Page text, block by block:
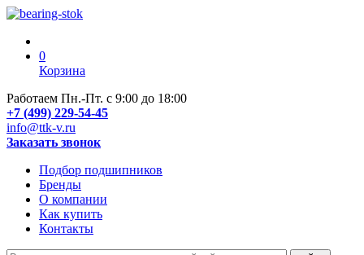
0
Корзина
Работаем Пн.-Пт. с 9:00 до 18:00
+7 (499) 229-54-45
info@ttk-v.ru
Заказать звонок
Подбор подшипников
Бренды
О компании
Как купить
Контакты